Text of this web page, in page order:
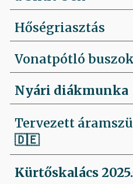
Hőségriasztás
Vonatpótló
Nyári diákmunka
Tervezett
🇩🇪
Kürtőskalács